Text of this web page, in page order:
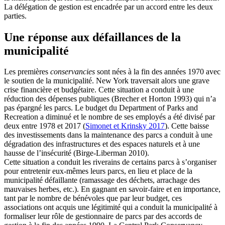
La délégation de gestion est encadrée par un accord entre les deux
parties.
Une réponse aux défaillances de la
municipalité
Les premières conservancies sont nées à la fin des années 1970 avec
le soutien de la municipalité. New York traversait alors une grave
crise financière et budgétaire. Cette situation a conduit à une
réduction des dépenses publiques (Brecher et Horton 1993) qui n’a
pas épargné les parcs. Le budget du Department of Parks and
Recreation a diminué et le nombre de ses employés a été divisé par
deux entre 1978 et 2017 (Simonet et Krinsky 2017). Cette baisse
des investissements dans la maintenance des parcs a conduit à une
dégradation des infrastructures et des espaces naturels et à une
hausse de l’insécurité (Birge-Liberman 2010).
Cette situation a conduit les riverains de certains parcs à s’organiser
pour entretenir eux-mêmes leurs parcs, en lieu et place de la
municipalité défaillante (ramassage des déchets, arrachage des
mauvaises herbes, etc.). En gagnant en savoir-faire et en importance,
tant par le nombre de bénévoles que par leur budget, ces
associations ont acquis une légitimité qui a conduit la municipalité à
formaliser leur rôle de gestionnaire de parcs par des accords de